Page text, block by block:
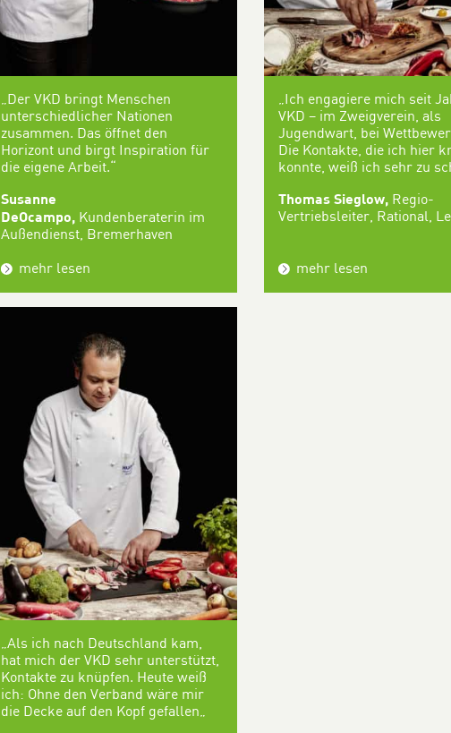
„Der VKD bringt Menschen
unterschiedlicher Nationen
zusammen. Das öffnet den
Horizont und birgt Inspiration für
die eigene Arbeit.“
Susanne
DeOcampo, Kundenberaterin im
Außendienst, Bremerhaven
mehr lesen
„Ich engagiere mich seit
VKD – im Zweigverein, als
Jugendwart, bei
Die Kontakte, die ich hier
konnte, weiß ich sehr zu
Thomas Sieglow, Regio-
Vertriebsleiter, Rational,
mehr lesen
„Als ich nach Deutschland kam,
hat mich der VKD sehr unterstützt,
Kontakte zu knüpfen. Heute weiß
ich: Ohne den Verband wäre mir
die Decke auf den Kopf gefallen„